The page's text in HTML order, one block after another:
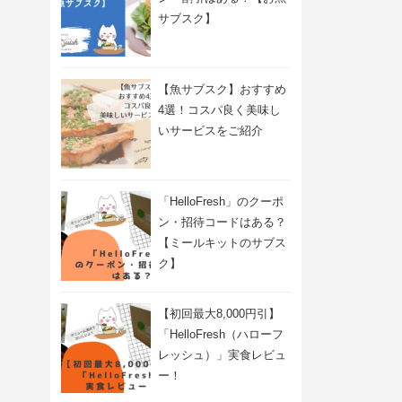
サブスク】
【魚サブスク】おすすめ
4選！コスパ良く美味し
いサービスをご紹介
「HelloFresh」のクーポ
ン・招待コードはある？
【ミールキットのサブス
ク】
【初回最大8,000円引】
「HelloFresh（ハローフ
レッシュ）」実食レビュ
ー！